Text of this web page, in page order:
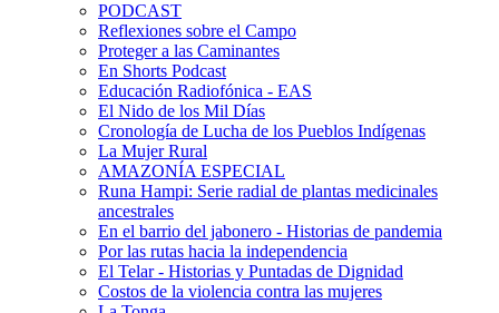
PODCAST
Reflexiones sobre el Campo
Proteger a las Caminantes
En Shorts Podcast
Educación Radiofónica - EAS
El Nido de los Mil Días
Cronología de Lucha de los Pueblos Indígenas
La Mujer Rural
AMAZONÍA ESPECIAL
Runa Hampi: Serie radial de plantas medicinales
ancestrales
En el barrio del jabonero - Historias de pandemia
Por las rutas hacia la independencia
El Telar - Historias y Puntadas de Dignidad
Costos de la violencia contra las mujeres